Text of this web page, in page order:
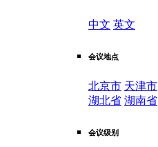
中文 英文
会议地点
北京市 天津市
湖北省 湖南省
会议级别